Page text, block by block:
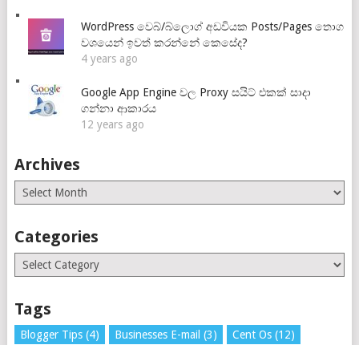
WordPress වෙබ්/බ්ලොග් අඩවියක Posts/Pages තොග
වශයෙන් ඉවත් කරන්නේ කෙසේද?
4 years ago
Google App Engine වල Proxy සයිට් එකක් සාදා
ගන්නා ආකාරය
12 years ago
Archives
Archives
Categories
Categories
Tags
Blogger Tips(4) Businesses E-mail (3) Cent Os(12)